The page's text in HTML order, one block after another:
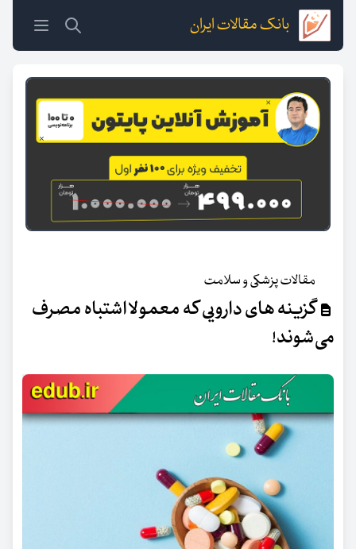
بانک مقالات ایران
مقالات پزشکی و سلامت
گزینه های دارویی که معمولا اشتباه مصرف
می‌شوند!